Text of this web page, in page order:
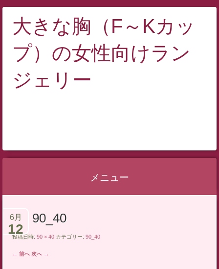
大きな胸（F～Kカッ
プ）の女性向けラン
ジェリー
メニュー
ン
テ
ン
ツ
90_40
6月
12
投稿日時: 90 × 40カテゴリー: 90_40
← 前へ 次へ →